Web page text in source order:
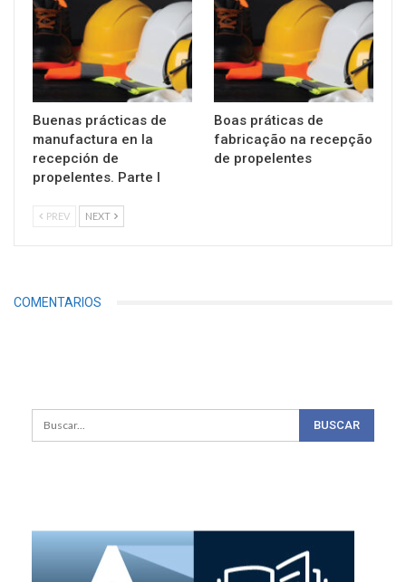
Buenas prácticas de
manufactura en la
recepción de
propelentes. Parte I
Boas práticas de
fabricação na recepção
de propelentes
PREV NEXT
COMENTARIOS